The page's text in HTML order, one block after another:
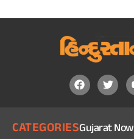
CATEGORIESGujarat Now